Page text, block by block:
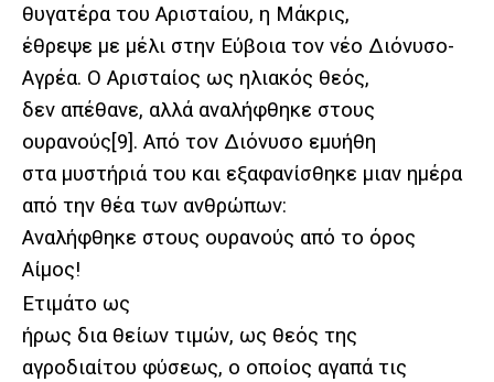
θυγατέρα του Αρισταίου, η Μάκρις,
έθρεψε με μέλι στην Εύβοια τον νέο Διόνυσο-
Αγρέα. Ο Αρισταίος ως ηλιακός θεός,
δεν απέθανε, αλλά αναλήφθηκε στους
ουρανούς[9]. Από τον Διόνυσο εμυήθη
στα μυστήριά του και εξαφανίσθηκε μιαν ημέρα
από την θέα των ανθρώπων:
Αναλήφθηκε στους ουρανούς από το όρος
Αίμος!
Ετιμάτο ως
ήρως δια θείων τιμών, ως θεός της
αγροδιαίτου φύσεως, ο οποίος αγαπά τις